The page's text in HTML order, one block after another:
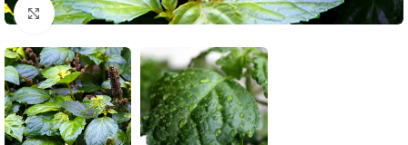
Click to enlarge